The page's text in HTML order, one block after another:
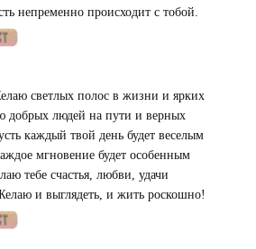
непременно происходит с тобой.
светлых полос в жизни и ярких
добрых людей на пути и верных
каждый твой день будет веселым
мгновение будет особенным
тебе счастья, любви, удачи
и выглядеть, и жить роскошно!